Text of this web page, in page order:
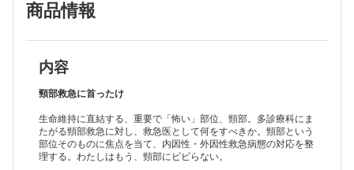
済生会宇都宮病院栃木県救命救急センター／磯谷 肇男 他
内頸静脈穿刺・外頸静脈穿刺の適応と手技
頸部軟部組織感染症 ─救急診療における壊死性筋膜炎の早期診断と重症
化回避戦略
大阪大学医学部附属病院高度救命救急センター／竹川 良介
野口記念会野口病院内科／檜垣 直幸
頸部動脈解離
大阪医科薬科大学病院救急診療科／中尾 隼三
急性喉頭蓋炎・喉頭浮腫
商品情報
内容
頸部救急に首ったけ
生命維持に直結する、重要で「怖い」部位、頸部。多診療科にま
たがる頸部救急に対し、救急医として何をすべきか。頸部という
部位そのものに焦点を当て、内因性・外因性救急病態の対応を整
理する。わたしはもう、頸部にビビらない。